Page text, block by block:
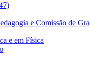
e Comissão de
e em Física